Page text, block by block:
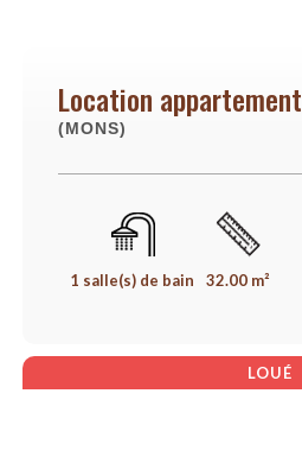
Location appartement
(MONS)
1 salle(s) de bain 32.00 m²
LOUÉ